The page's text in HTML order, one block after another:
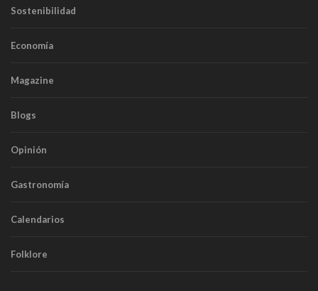
Sostenibilidad
Economía
Magazine
Blogs
Opinión
Gastronomía
Calendarios
Folklore